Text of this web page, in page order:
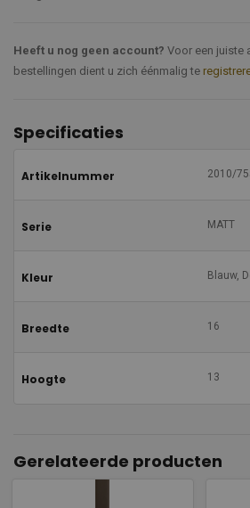
Heeft u nog geen account? Voor een juiste
bestellingen dient u zich éénmalig te
Specificaties
Artikelnummer 2010/
Serie MATT
Kleur Blauw,
Breedte 16
Hoogte 13
Gerelateerde producten